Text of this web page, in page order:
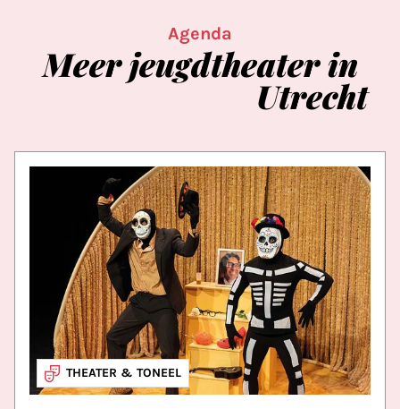
Agenda
Meerjeugdtheaterin
Utrecht
JEUGDTHEATER
THEATER & TONEEL